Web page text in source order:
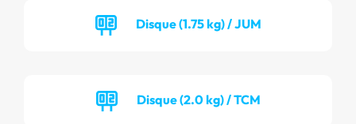
Disque (1.75 kg) / JUM
Disque (2.0 kg) / TCM